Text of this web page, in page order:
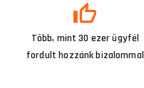
Több, mint 30 ezer ügyfél
fordult hozzánk bizalommal